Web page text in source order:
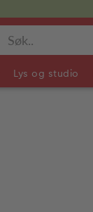
Lys og studio